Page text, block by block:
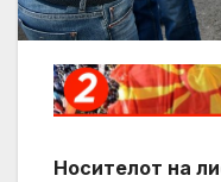
Носителот на